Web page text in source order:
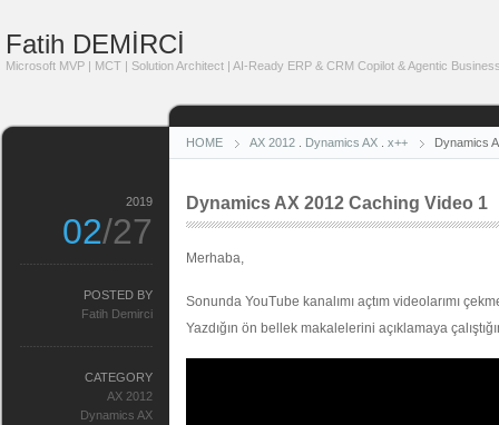
Fatih DEMİRCİ
Microsoft MVP | MCT | Solution Architect | AI-Ready ERP & CRM Copilot & Agentic
HOME AX 2012 Dynamics AX x++ Dynamics
Dynamics AX 2012 Caching Video 1
Merhaba,
Sonunda YouTube kanalımı açtım videolarımı
Yazdığın ön bellek makalelerini açıklamaya
2019
02/27
POSTED BY
Fatih Demirci
CATEGORY
AX 2012
Dynamics AX